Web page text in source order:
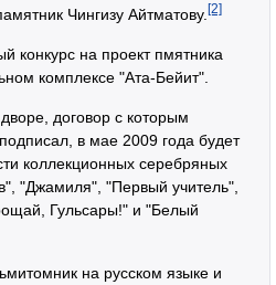
Чингизу Айтматову. [2]
конкурс на проект пмятника
комплексе "Ата-Бейит".
договор с которым
в мае 2009 года будет
коллекционных серебряных
"Джамиля", "Первый учитель",
Гульсары!" и "Белый
на русском языке и